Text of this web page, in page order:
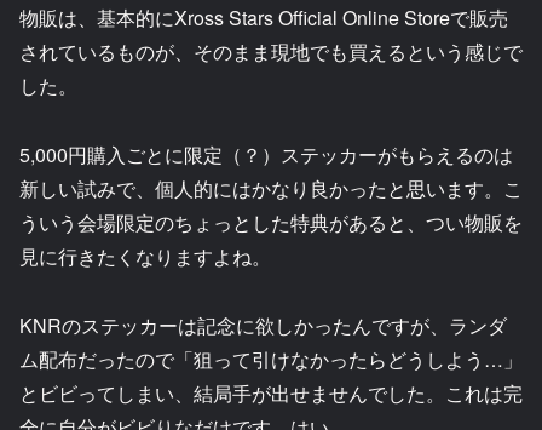
物販は、基本的にXross Stars Official Online Storeで販売
されているものが、そのまま現地でも買えるという感じで
した。
5,000円購入ごとに限定（？）ステッカーがもらえるのは
新しい試みで、個人的にはかなり良かったと思います。こ
ういう会場限定のちょっとした特典があると、つい物販を
見に行きたくなりますよね。
KNRのステッカーは記念に欲しかったんですが、ランダ
ム配布だったので「狙って引けなかったらどうしよう…」
とビビってしまい、結局手が出せませんでした。これは完